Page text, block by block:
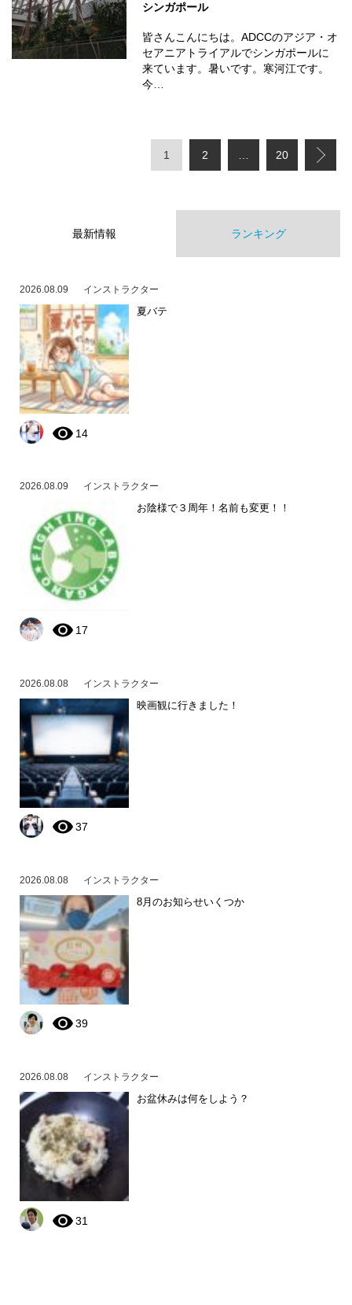
シンガポール
皆さんこんにちは。ADCCのアジア・オ
セアニアトライアルでシンガポールに
来ています。暑いです。寒河江です。
今…
1 2 20
最新情報 ランキング
2026.08.09 インストラクター
夏バテ
14
2026.08.09 インストラクター
お陰様で３周年！名前も変更！！
17
2026.08.08 インストラクター
映画観に行きました！
37
2026.08.08 インストラクター
8月のお知らせいくつか
39
2026.08.08 インストラクター
お盆休みは何をしよう？
31